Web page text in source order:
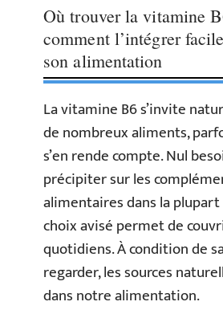
Où trouver la vitamine
comment l’intégrer
son alimentation
La vitamine B6 s’invite
de nombreux aliments,
s’en rende compte. Nul
précipiter sur les
alimentaires dans la plupart
choix avisé permet de
quotidiens. À condition de
regarder, les sources
dans notre alimentation.